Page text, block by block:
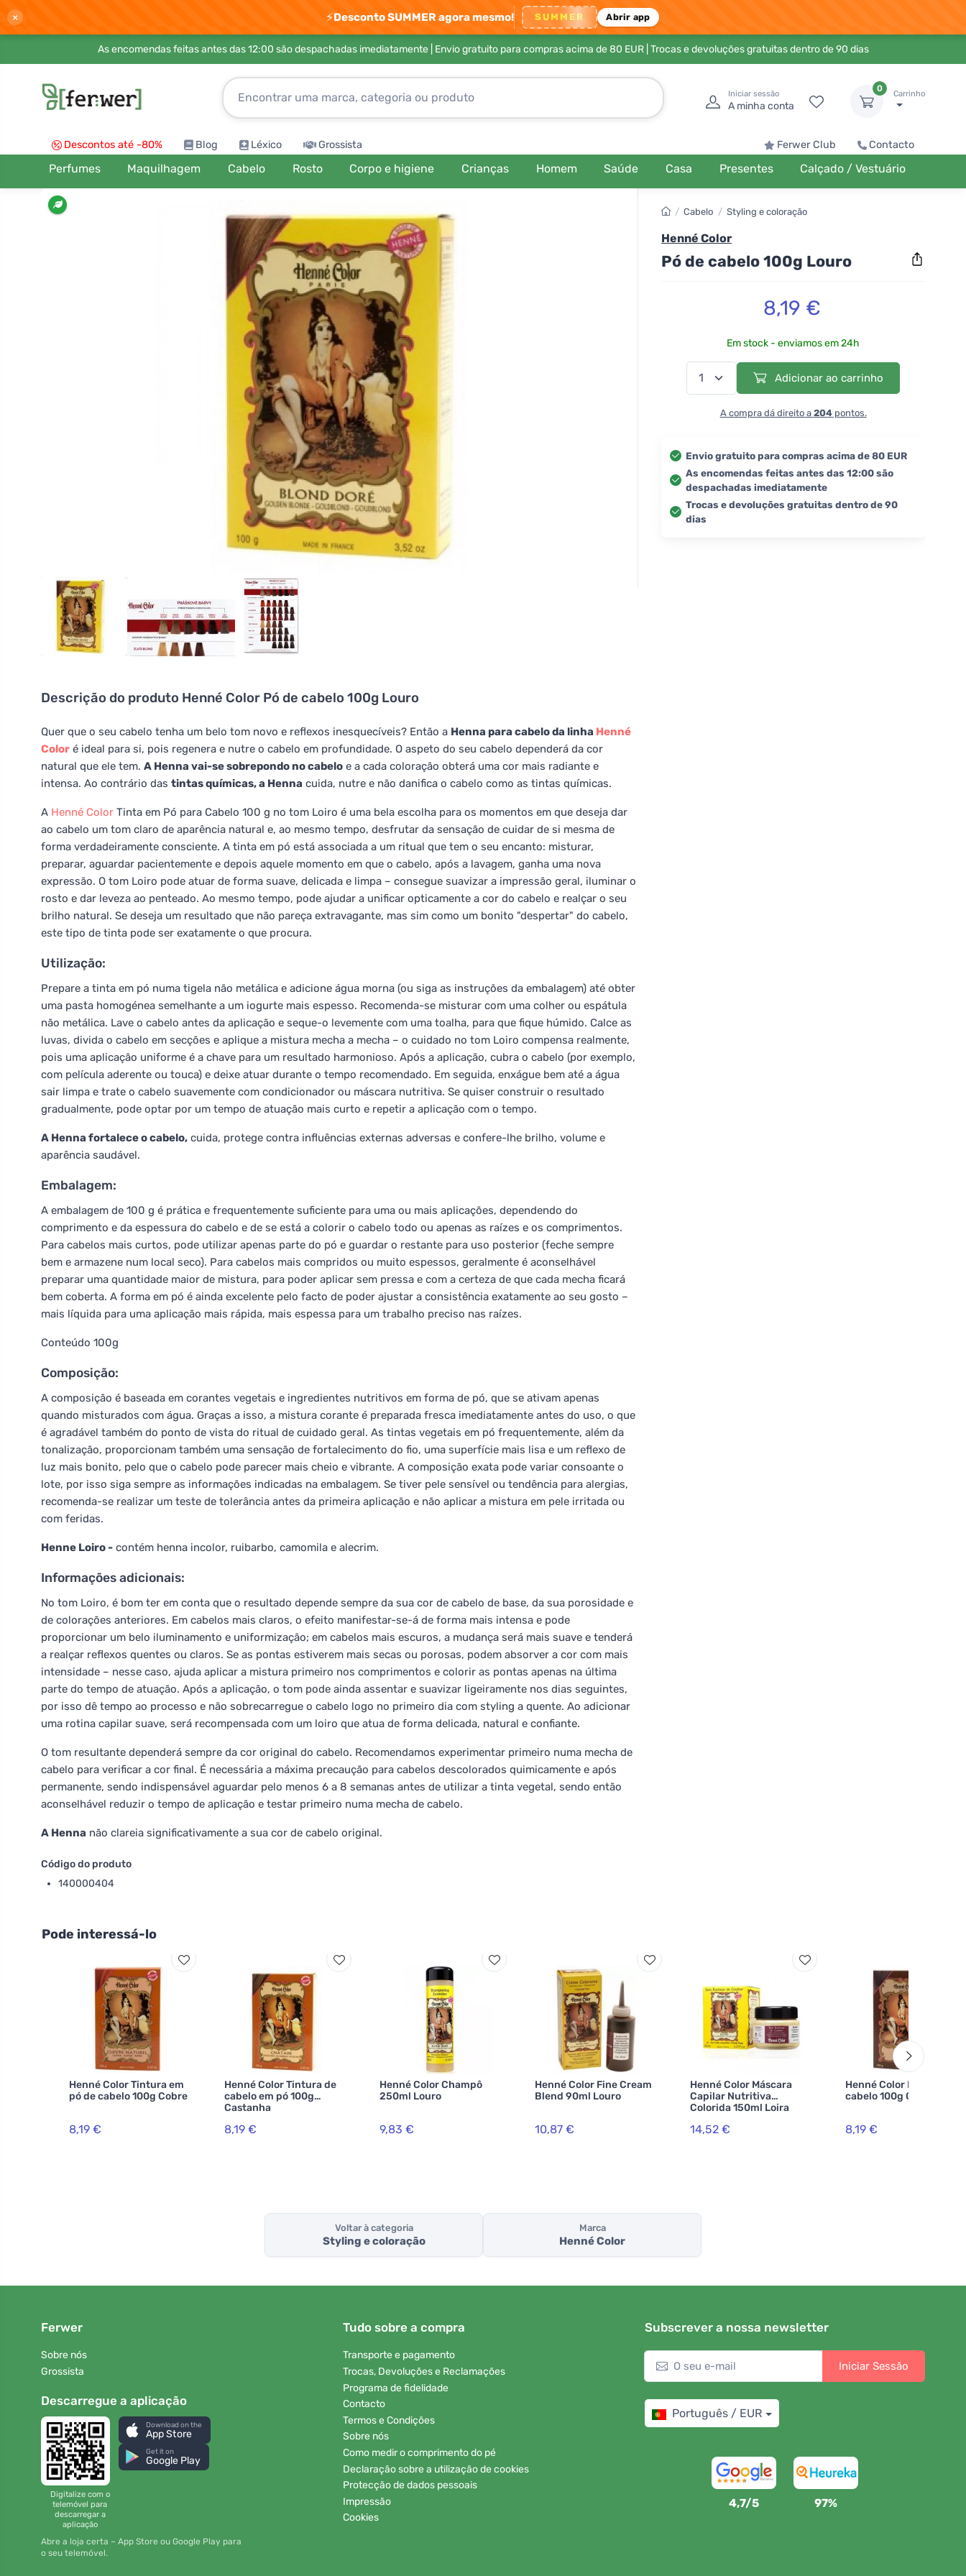
× ⚡Desconto SUMMER agora mesmo! SUMMER Abrir app
As encomendas feitas antes das 12:00 são despachadas imediatamente | Envio gratuito para compras acima de 80 EUR| Trocas e devoluções gratuitas dentro de 90 dias
Iniciar sessão
A minha conta
0
Carrinho
Descontos até -80% Blog Léxico Grossista Ferwer Club Contacto
Perfumes Maquilhagem Cabelo Rosto Corpo e higiene Crianças Homem Saúde Casa Presentes Calçado / Vestuário
Descrição do produto Henné Color Pó de cabelo 100g Louro
Quer que o seu cabelo tenha um belo tom novo e reflexos inesquecíveis? Então a Henna para cabelo da linha Henné
Color é ideal para si, pois regenera e nutre o cabelo em profundidade. O aspeto do seu cabelo dependerá da cor
natural que ele tem. A Henna vai-se sobrepondo no cabelo e a cada coloração obterá uma cor mais radiante e
intensa. Ao contrário das tintas químicas, a Henna cuida, nutre e não danifica o cabelo como as tintas químicas.
A Henné Color Tinta em Pó para Cabelo 100 g no tom Loiro é uma bela escolha para os momentos em que deseja dar
ao cabelo um tom claro de aparência natural e, ao mesmo tempo, desfrutar da sensação de cuidar de si mesma de
forma verdadeiramente consciente. A tinta em pó está associada a um ritual que tem o seu encanto: misturar,
preparar, aguardar pacientemente e depois aquele momento em que o cabelo, após a lavagem, ganha uma nova
expressão. O tom Loiro pode atuar de forma suave, delicada e limpa – consegue suavizar a impressão geral, iluminar o
rosto e dar leveza ao penteado. Ao mesmo tempo, pode ajudar a unificar opticamente a cor do cabelo e realçar o seu
brilho natural. Se deseja um resultado que não pareça extravagante, mas sim como um bonito "despertar" do cabelo,
este tipo de tinta pode ser exatamente o que procura.
Utilização:
Prepare a tinta em pó numa tigela não metálica e adicione água morna (ou siga as instruções da embalagem) até obter
uma pasta homogénea semelhante a um iogurte mais espesso. Recomenda-se misturar com uma colher ou espátula
não metálica. Lave o cabelo antes da aplicação e seque-o levemente com uma toalha, para que fique húmido. Calce as
luvas, divida o cabelo em secções e aplique a mistura mecha a mecha – o cuidado no tom Loiro compensa realmente,
pois uma aplicação uniforme é a chave para um resultado harmonioso. Após a aplicação, cubra o cabelo (por exemplo,
com película aderente ou touca) e deixe atuar durante o tempo recomendado. Em seguida, enxágue bem até a água
sair limpa e trate o cabelo suavemente com condicionador ou máscara nutritiva. Se quiser construir o resultado
gradualmente, pode optar por um tempo de atuação mais curto e repetir a aplicação com o tempo.
A Henna fortalece o cabelo, cuida, protege contra influências externas adversas e confere-lhe brilho, volume e
aparência saudável.
Embalagem:
A embalagem de 100 g é prática e frequentemente suficiente para uma ou mais aplicações, dependendo do
comprimento e da espessura do cabelo e de se está a colorir o cabelo todo ou apenas as raízes e os comprimentos.
Para cabelos mais curtos, pode utilizar apenas parte do pó e guardar o restante para uso posterior (feche sempre
bem e armazene num local seco). Para cabelos mais compridos ou muito espessos, geralmente é aconselhável
preparar uma quantidade maior de mistura, para poder aplicar sem pressa e com a certeza de que cada mecha ficará
bem coberta. A forma em pó é ainda excelente pelo facto de poder ajustar a consistência exatamente ao seu gosto –
mais líquida para uma aplicação mais rápida, mais espessa para um trabalho preciso nas raízes.
Conteúdo 100g
Composição:
A composição é baseada em corantes vegetais e ingredientes nutritivos em forma de pó, que se ativam apenas
quando misturados com água. Graças a isso, a mistura corante é preparada fresca imediatamente antes do uso, o que
é agradável também do ponto de vista do ritual de cuidado geral. As tintas vegetais em pó frequentemente, além da
tonalização, proporcionam também uma sensação de fortalecimento do fio, uma superfície mais lisa e um reflexo de
luz mais bonito, pelo que o cabelo pode parecer mais cheio e vibrante. A composição exata pode variar consoante o
lote, por isso siga sempre as informações indicadas na embalagem. Se tiver pele sensível ou tendência para alergias,
recomenda-se realizar um teste de tolerância antes da primeira aplicação e não aplicar a mistura em pele irritada ou
com feridas.
Henne Loiro - contém henna incolor, ruibarbo, camomila e alecrim.
Informações adicionais:
No tom Loiro, é bom ter em conta que o resultado depende sempre da sua cor de cabelo de base, da sua porosidade e
de colorações anteriores. Em cabelos mais claros, o efeito manifestar-se-á de forma mais intensa e pode
proporcionar um belo iluminamento e uniformização; em cabelos mais escuros, a mudança será mais suave e tenderá
a realçar reflexos quentes ou claros. Se as pontas estiverem mais secas ou porosas, podem absorver a cor com mais
intensidade – nesse caso, ajuda aplicar a mistura primeiro nos comprimentos e colorir as pontas apenas na última
parte do tempo de atuação. Após a aplicação, o tom pode ainda assentar e suavizar ligeiramente nos dias seguintes,
por isso dê tempo ao processo e não sobrecarregue o cabelo logo no primeiro dia com styling a quente. Ao adicionar
uma rotina capilar suave, será recompensada com um loiro que atua de forma delicada, natural e confiante.
O tom resultante dependerá sempre da cor original do cabelo. Recomendamos experimentar primeiro numa mecha de
cabelo para verificar a cor final. É necessária a máxima precaução para cabelos descolorados quimicamente e após
permanente, sendo indispensável aguardar pelo menos 6 a 8 semanas antes de utilizar a tinta vegetal, sendo então
aconselhável reduzir o tempo de aplicação e testar primeiro numa mecha de cabelo.
A Henna não clareia significativamente a sua cor de cabelo original.
Código do produto
140000404
/ Cabelo / Styling e coloração
Henné Color
Pó de cabelo 100g Louro
8,19 €
Em stock - enviamos em 24h
Adicionar ao carrinho
A compra dá direito a 204pontos.
Envio gratuito para compras acima de 80 EUR
As encomendas feitas antes das 12:00 são
despachadas imediatamente
Trocas e devoluções gratuitas dentro de 90
dias
Pode interessá-lo
Henné Color Tintura em
pó de cabelo 100g Cobre
8,19 €
Henné Color Tintura de
cabelo em pó 100g
Castanha
8,19 €
Henné Color Champô
250ml Louro
9,83 €
Henné Color Fine Cream
Blend 90ml Louro
10,87 €
Henné Color Máscara
Capilar Nutritiva
Colorida 150ml Loira
14,52 €
Henné Color Pó de
cabelo 100g Castanho
8,19 €
Voltar à categoria
Styling e coloração
Marca
Henné Color
Ferwer
Sobre nós
Grossista
Descarregue a aplicação
Digitalize com o
telemóvel para
descarregar a
aplicação
Download on the
App Store
Get it on
Google Play
Abre a loja certa – App Store ou Google Play para
o seu telemóvel.
Tudo sobre a compra
Transporte e pagamento
Trocas, Devoluções e Reclamações
Programa de fidelidade
Contacto
Termos e Condições
Sobre nós
Como medir o comprimento do pé
Declaração sobre a utilização de cookies
Protecção de dados pessoais
Impressão
Cookies
Subscrever a nossa newsletter
Iniciar Sessão
Português / EUR
4,7/5 97%